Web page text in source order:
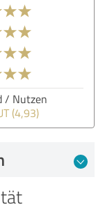
/ Nutzen
(4,93)